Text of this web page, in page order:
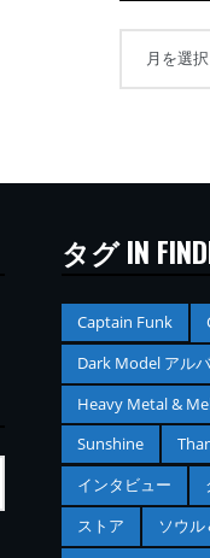
タグ IN
Captain Funk
Dark Model アル
Heavy Metal &
Sunshine
インタビュー
ストア
ソウ